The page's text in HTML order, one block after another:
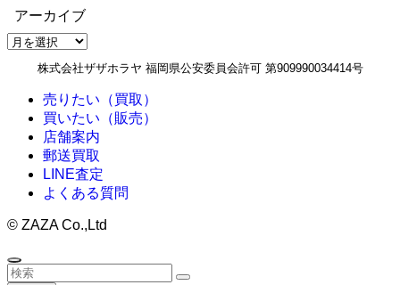
アーカイブ
ア
株式会社ザザホラヤ 福岡県公安委員会許可 第909990034414号
売りたい（買取）
買いたい（販売）
店舗案内
郵送買取
LINE査定
よくある質問
© ZAZA Co.,Ltd